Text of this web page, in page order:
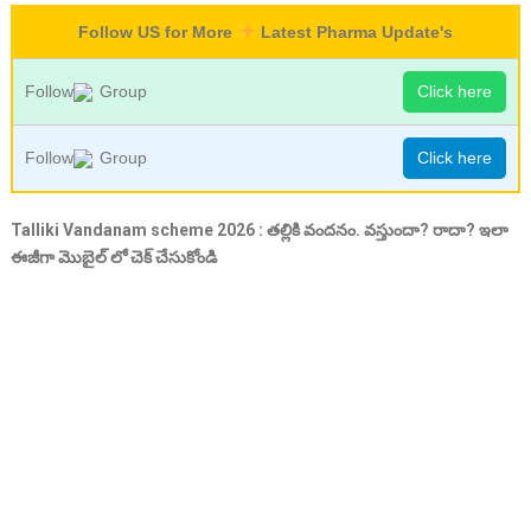
Follow US for More Latest Pharma Update's
Follow Group Click here
Follow Group Click here
Talliki Vandanam scheme 2026 : తల్లికి వందనం. వస్తుందా? రాదా? ఇలా
ఈజీగా మొబైల్ లో చెక్ చేసుకోండి